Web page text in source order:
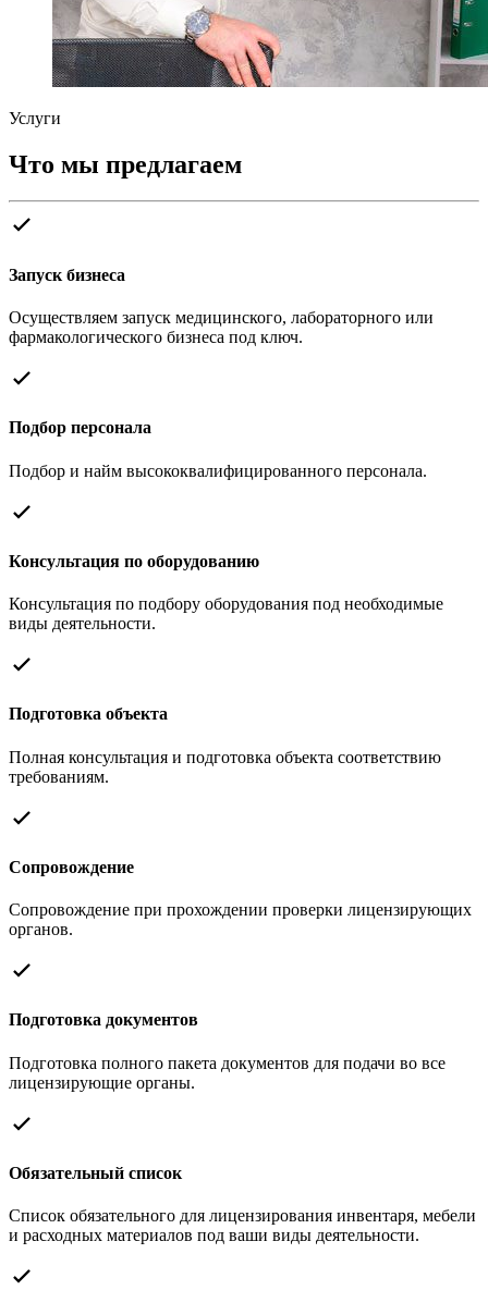
Услуги
Что мы предлагаем
Запуск бизнеса
Осуществляем запуск медицинского, лабораторного или
фармакологического бизнеса под ключ.
Подбор персонала
Подбор и найм высококвалифицированного персонала.
Консультация по оборудованию
Консультация по подбору оборудования под необходимые
виды деятельности.
Подготовка объекта
Полная консультация и подготовка объекта соответствию
требованиям.
Сопровождение
Сопровождение при прохождении проверки лицензирующих
органов.
Подготовка документов
Подготовка полного пакета документов для подачи во все
лицензирующие органы.
Обязательный список
Список обязательного для лицензирования инвентаря, мебели
и расходных материалов под ваши виды деятельности.